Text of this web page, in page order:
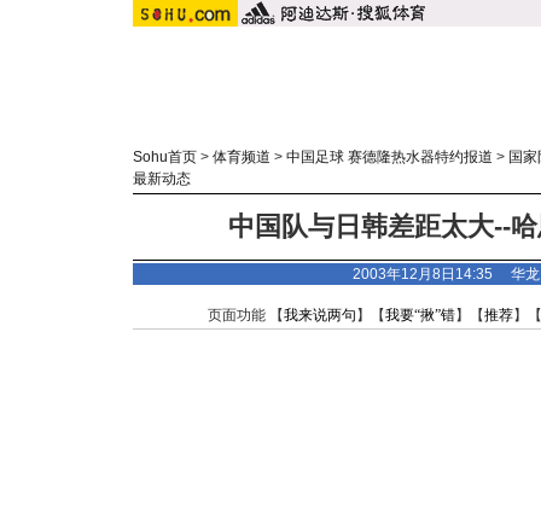
Sohu首页 > 体育频道 > 中国足球 赛德隆热水器特约报道 > 国家
最新动态
中国队与日韩差距太大--
2003年12月8日14:35 华
页面功能 【我来说两句 】【我要“揪”错】【推荐】